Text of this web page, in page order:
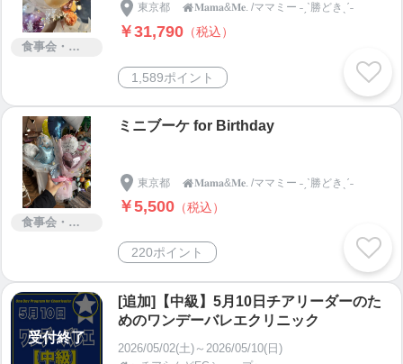
食事会・ランチ会
東京都 𝐌𝐚𝐦𝐚&𝐌𝐞. /ママミー ˗ˏˋ勝どきˎˊ˗
￥31,790 （税込）
1,589ポイント
食事会・ランチ会
ミニブーケ for Birthday
東京都 𝐌𝐚𝐦𝐚&𝐌𝐞. /ママミー ˗ˏˋ勝どきˎˊ˗
￥5,500 （税込）
220ポイント
受付終了
[追加]【中級】5月10日チアリーダーのた
めのワンデーバレエクリニック
2026/05/02(土)～2026/05/10(日)